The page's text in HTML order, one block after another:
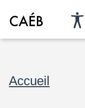
Fil
Accueil